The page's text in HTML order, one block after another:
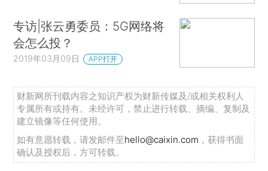
专访|张云勇委员：5G网络将
会怎么投？
2019年03月09日 APP打开
财新网所刊载内容之知识产权为财新传媒及/或相关权利人
专属所有或持有。未经许可，禁止进行转载、摘编、复制及
建立镜像等任何使用。
如有意愿转载，请发邮件至hello@caixin.com ，获得书面
确认及授权后，方可转载。